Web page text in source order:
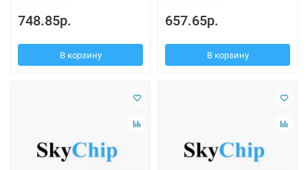
748.85р.
В корзину
657.65р.
В корзину